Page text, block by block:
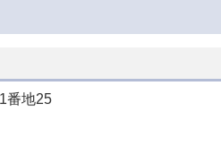
番地25